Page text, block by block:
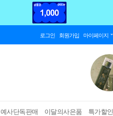
로그인 회원가입 마이페이지
예사단독판매 이달의사은품 특가할인